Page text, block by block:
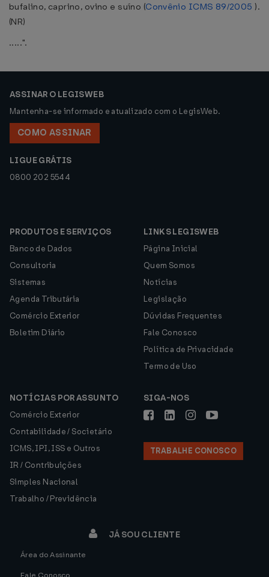
bufalino, caprino, ovino e suíno (Convênio ICMS 89/2005 ).
(NR)
.....".
ASSINAR O LEGISWEB
Mantenha-se informado e atualizado com o LegisWeb.
COMO ASSINAR
LIGUE GRÁTIS
0800 202 5544
PRODUTOS E SERVIÇOS
Banco de Dados
Consultoria
Sistemas
Agenda Tributária
Comércio Exterior
Boletim Diário
LINKS LEGISWEB
Página Inicial
Quem Somos
Notícias
Legislação
Dúvidas Frequentes
Fale Conosco
Política de Privacidade
Termo de Uso
NOTÍCIAS POR ASSUNTO
Comércio Exterior
Contabilidade / Societário
ICMS, IPI, ISS e Outros
IR / Contribuições
Simples Nacional
Trabalho / Previdência
SIGA-NOS
TRABALHE CONOSCO
JÁ SOU CLIENTE
Área do Assinante